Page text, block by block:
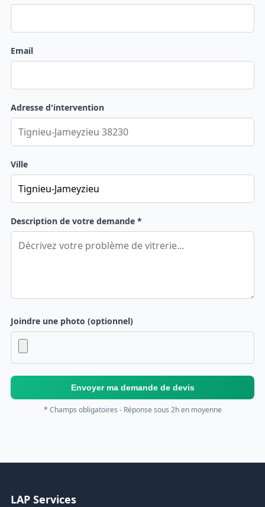
Email
Adresse d'intervention
Ville
Description de votre demande *
Joindre une photo (optionnel)
Envoyer ma demande de devis
* Champs obligatoires - Réponse sous 2h en moyenne
LAP Services